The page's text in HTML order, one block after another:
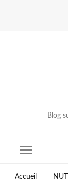
Blog
Accueil